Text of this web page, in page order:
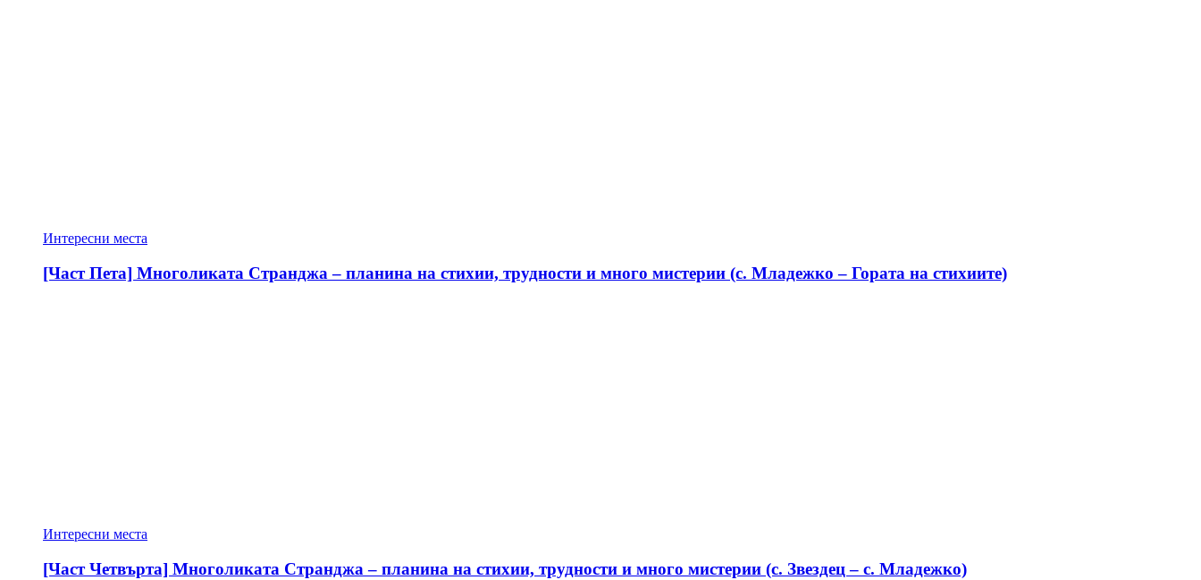
Интересни места
[Част Пета] Многоликата Странджа – планина на стихии, трудности и много мистерии (с. Младежко – Гората на стихиите)
Интересни места
[Част Четвърта] Многоликата Странджа – планина на стихии, трудности и много мистерии (с. Звездец – с. Младежко)